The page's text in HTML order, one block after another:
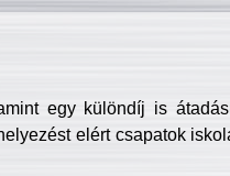
egy különdíj is
elért csapatok